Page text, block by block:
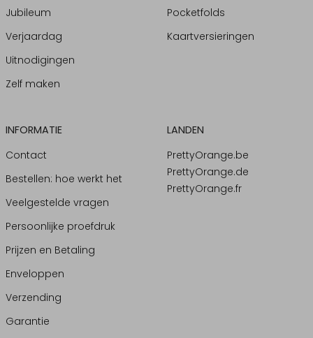
Jubileum
Verjaardag
Uitnodigingen
Zelf maken
Pocketfolds
Kaartversieringen
INFORMATIE
Contact
Bestellen: hoe werkt het
Veelgestelde vragen
Persoonlijke proefdruk
Prijzen en Betaling
Enveloppen
Verzending
Garantie
LANDEN
PrettyOrange.be
PrettyOrange.de
PrettyOrange.fr